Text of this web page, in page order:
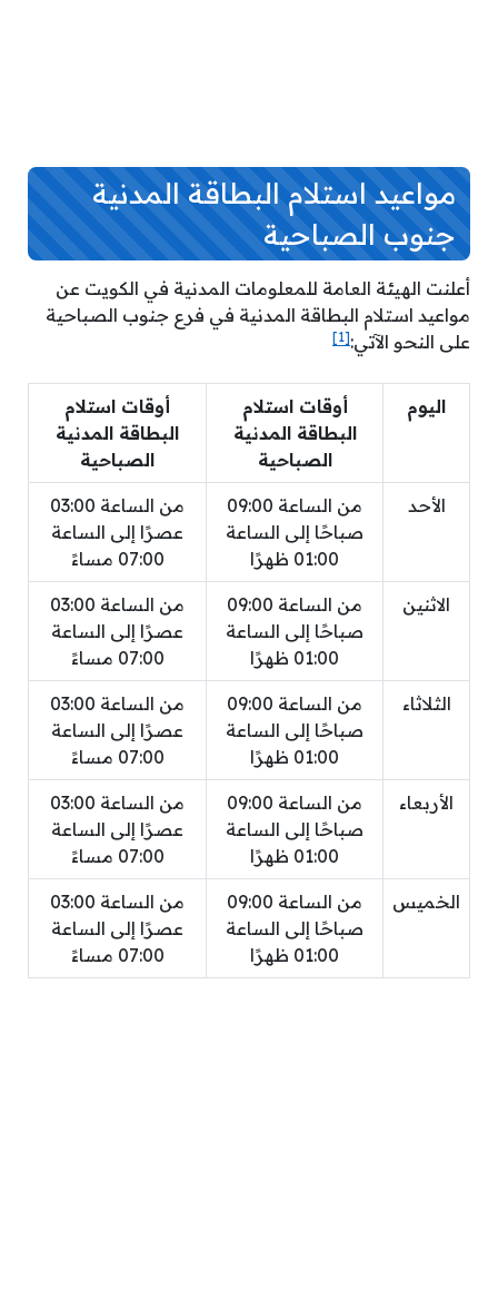
مواعيد استلام البطاقة المدنية
جنوب الصباحية
أعلنت الهيئة العامة للمعلومات المدنية في الكويت عن
مواعيد استلام البطاقة المدنية في فرع جنوب الصباحية
على النحو الآتي:[1]
اليوم
أوقات استلام
البطاقة المدنية
الصباحية
أوقات استلام
البطاقة المدنية
الصباحية
الأحد
من الساعة 09:00
صباحًا إلى الساعة
01:00 ظهرًا
من الساعة 03:00
عصرًا إلى الساعة
07:00 مساءً
الاثنين
من الساعة 09:00
صباحًا إلى الساعة
01:00 ظهرًا
من الساعة 03:00
عصرًا إلى الساعة
07:00 مساءً
الثلاثاء
من الساعة 09:00
صباحًا إلى الساعة
01:00 ظهرًا
من الساعة 03:00
عصرًا إلى الساعة
07:00 مساءً
الأربعاء
من الساعة 09:00
صباحًا إلى الساعة
01:00 ظهرًا
من الساعة 03:00
عصرًا إلى الساعة
07:00 مساءً
الخميس
من الساعة 09:00
صباحًا إلى الساعة
01:00 ظهرًا
من الساعة 03:00
عصرًا إلى الساعة
07:00 مساءً